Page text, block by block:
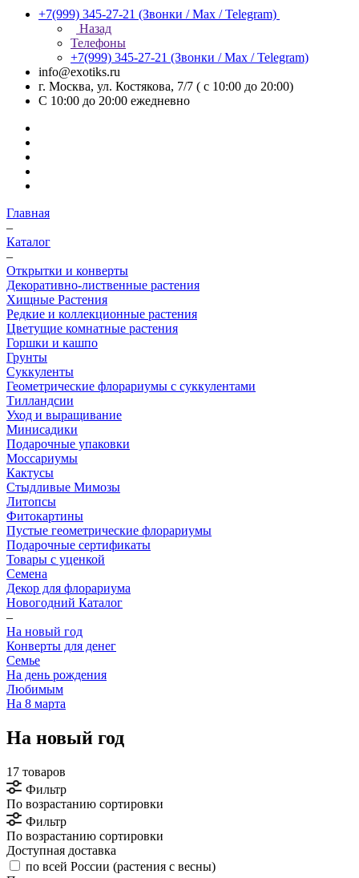
+7(999) 345-27-21 (Звонки / Max / Telegram)
Назад
Телефоны
+7(999) 345-27-21 (Звонки / Max / Telegram)
info@exotiks.ru
г. Москва, ул. Костякова, 7/7 ( с 10:00 до 20:00)
С 10:00 до 20:00 ежедневно
Главная
–
Каталог
–
Открытки и конверты
Декоративно-лиственные растения
Хищные Растения
Редкие и коллекционные растения
Цветущие комнатные растения
Горшки и кашпо
Грунты
Суккуленты
Геометрические флорариумы с суккулентами
Тилландсии
Уход и выращивание
Минисадики
Подарочные упаковки
Моссариумы
Кактусы
Стыдливые Мимозы
Литопсы
Фитокартины
Пустые геометрические флорариумы
Подарочные сертификаты
Товары с уценкой
Семена
Декор для флорариума
Новогодний Каталог
–
На новый год
Конверты для денег
Семье
На день рождения
Любимым
На 8 марта
На новый год
17 товаров
Фильтр
По возрастанию сортировки
Фильтр
По возрастанию сортировки
Доступная доставка
по всей России (растения с весны)